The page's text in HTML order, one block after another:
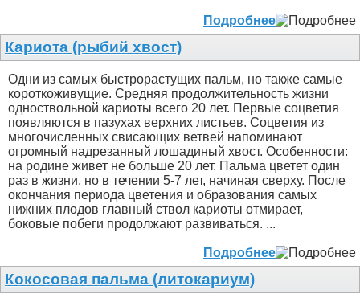
Подробнее
Кариота (рыбий хвост)
Одни из самых быстрорастущих пальм, но также самые
короткоживущие. Средняя продолжительность жизни
одноствольной кариоты всего 20 лет. Первые соцветия
появляются в пазухах верхних листьев. Соцветия из
многочисленных свисающих ветвей напоминают
огромный надрезанный лошадиный хвост. Особенности:
на родине живет не больше 20 лет. Пальма цветет один
раз в жизни, но в течении 5-7 лет, начиная сверху. После
окончания периода цветения и образования самых
нижних плодов главный ствол кариоты отмирает,
боковые побеги продолжают развиваться. ...
Подробнее
Кокосовая пальма (литокариум)